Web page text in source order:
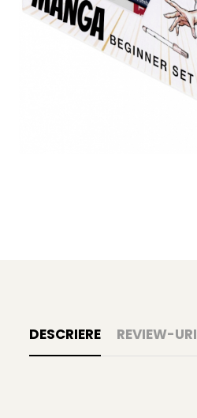
Clairefontaine
DESCRIERE REVIEW-URI